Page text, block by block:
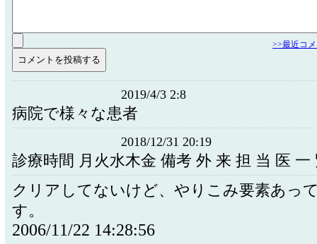
>>最近コ
2019/4/3 2:8
病院で様々な患者
2018/12/31 20:19
診療時間 月火水木金 備考 外 来 担 当 医 一
クリアしてないけど、やりこみ要素あっ
す。
2006/11/22 14:28:56